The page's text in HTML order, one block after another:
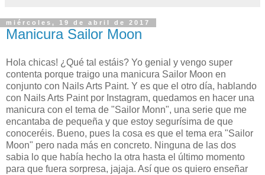
miércoles, 19 de abril de 2017
Manicura Sailor Moon
Hola chicas! ¿Qué tal estáis? Yo genial y vengo super
contenta porque traigo una manicura Sailor Moon en
conjunto con Nails Arts Paint. Y es que el otro día, hablando
con Nails Arts Paint por Instagram, quedamos en hacer una
manicura con el tema de "Sailor Monn", una serie que me
encantaba de pequeña y que estoy segurísima de que
conoceréis. Bueno, pues la cosa es que el tema era "Sailor
Moon" pero nada más en concreto. Ninguna de las dos
sabia lo que había hecho la otra hasta el último momento
para que fuera sorpresa, jajaja. Así que os quiero enseñar